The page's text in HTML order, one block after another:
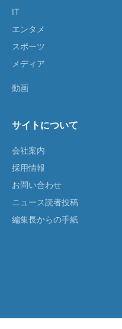
IT
エンタメ
スポーツ
メディア
動画
サイトについて
会社案内
採用情報
お問い合わせ
ニュース読者投稿
編集長からの手紙